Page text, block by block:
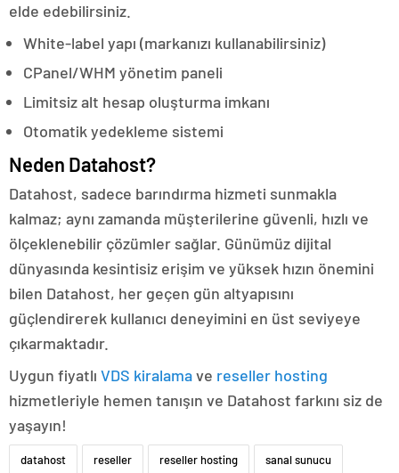
elde edebilirsiniz.
White-label yapı (markanızı kullanabilirsiniz)
CPanel/WHM yönetim paneli
Limitsiz alt hesap oluşturma imkanı
Otomatik yedekleme sistemi
Neden Datahost?
Datahost, sadece barındırma hizmeti sunmakla
kalmaz; aynı zamanda müşterilerine güvenli, hızlı ve
ölçeklenebilir çözümler sağlar. Günümüz dijital
dünyasında kesintisiz erişim ve yüksek hızın önemini
bilen Datahost, her geçen gün altyapısını
güçlendirerek kullanıcı deneyimini en üst seviyeye
çıkarmaktadır.
Uygun fiyatlı VDS kiralamave reseller hosting
hizmetleriyle hemen tanışın ve Datahost farkını siz de
yaşayın!
datahost reseller reseller hosting sanal sunucu